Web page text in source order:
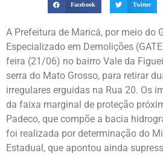
Facebook Twitter
A Prefeitura de Maricá, por meio do
Especializado em Demolições
feira (21/06) no bairro Vale da
serra do Mato Grosso, para retirar
irregulares erguidas na Rua 20. Os
da faixa marginal de proteção
Padeco, que compõe a bacia
foi realizada por determinação do
Estadual, que apontou ainda